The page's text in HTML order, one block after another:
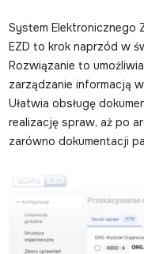
System Elektronicznego
EZD to krok naprzód w
Rozwiązanie to
zarządzanie informacją
Ułatwia obsługę
realizację spraw, aż po
zarówno dokumentacji